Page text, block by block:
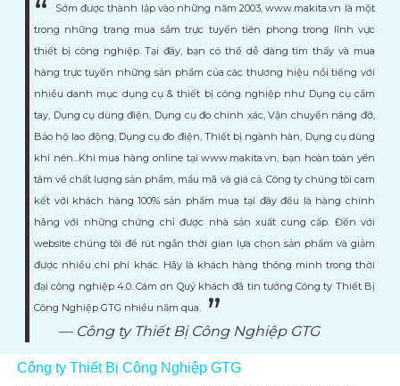
Sớm được thành lập vào những năm 2003, www.makita.vn là một
trong những trang mua sắm trực tuyến tiên phong trong lĩnh vực
thiết bị công nghiệp. Tại đây, bạn có thể dễ dàng tìm thấy và mua
hàng trực tuyến những sản phẩm của các thương hiệu nổi tiếng với
nhiều danh mục dụng cụ & thiết bị công nghiệp như Dụng cụ cầm
tay, Dụng cụ dùng điện, Dụng cụ đo chính xác, Vận chuyển nâng đỡ,
Bảo hộ lao động, Dụng cụ đo điện, Thiết bị ngành hàn, Dụng cụ dùng
khí nén...Khi mua hàng online tại www.makita.vn, bạn hoàn toàn yên
tâm về chất lượng sản phẩm, mẩu mã và giá cả. Công ty chúng tôi cam
kết với khách hàng 100% sản phẩm mua tại đây đều là hàng chính
hãng với những chứng chỉ được nhà sản xuất cung cấp. Đến với
website chúng tôi để rút ngắn thời gian lựa chọn sản phẩm và giảm
được nhiều chi phí khác. Hãy là khách hàng thông minh trong thời
đại công nghiệp 4.0. Cám ơn Quý khách đã tin tưởng Công ty Thiết Bị
Công Nghiệp GTG nhiều năm qua.
Công ty Thiết Bị Công Nghiệp GTG
Công ty Thiết Bị Công Nghiệp GTG